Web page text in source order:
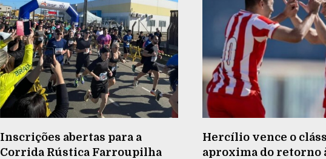
Inscrições abertas para a
Corrida Rústica Farroupilha
Hercílio vence o
aproxima do retorno